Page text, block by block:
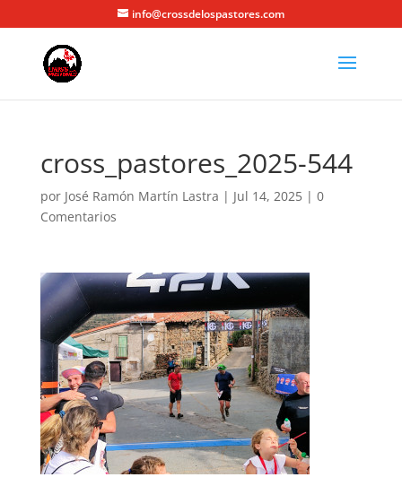
info@crossdelospastores.com
cross_pastores_2025-544
por José Ramón Martín Lastra | Jul 14, 2025| 0
Comentarios